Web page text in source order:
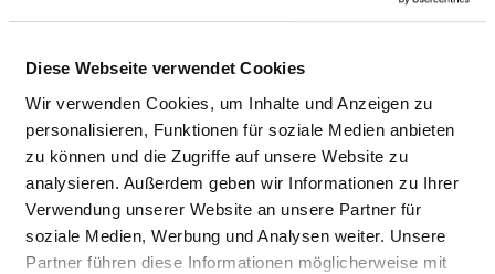
Diese Webseite verwendet Cookies
Wir verwenden Cookies, um Inhalte und Anzeigen zu
personalisieren, Funktionen für soziale Medien anbieten
zu können und die Zugriffe auf unsere Website zu
analysieren. Außerdem geben wir Informationen zu Ihrer
Verwendung unserer Website an unsere Partner für
soziale Medien, Werbung und Analysen weiter. Unsere
Partner führen diese Informationen möglicherweise mit
Basale Stimulation
Sporttherapie / Bewegungstherapie
Ergotherapie / Arbeitstherapie